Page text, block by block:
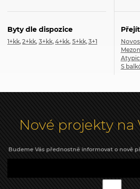
Byty dle dispozice
1+kk 2+kk 3+kk 4+kk 5+kk 3+1
S
Nové projekty na
Budeme Vás přednostně informovat o nově